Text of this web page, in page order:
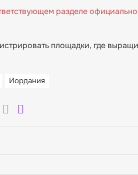
разделе
площадки, где
Иордания